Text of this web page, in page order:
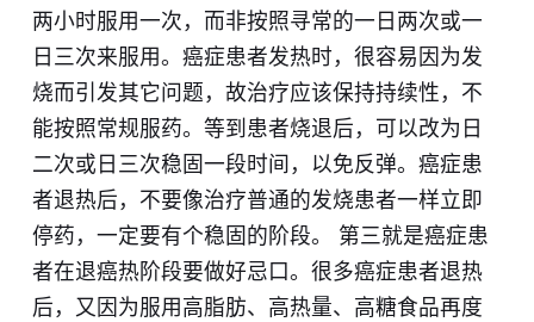
两小时服用一次，而非按照寻常的一日两次或一
日三次来服用。癌症患者发热时，很容易因为发
烧而引发其它问题，故治疗应该保持持续性，不
能按照常规服药。等到患者烧退后，可以改为日
二次或日三次稳固一段时间，以免反弹。癌症患
者退热后，不要像治疗普通的发烧患者一样立即
停药，一定要有个稳固的阶段。 第三就是癌症患
者在退癌热阶段要做好忌口。很多癌症患者退热
后，又因为服用高脂肪、高热量、高糖食品再度